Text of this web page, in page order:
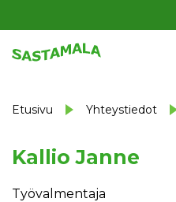
Etusivu Yhteystiedot
Kallio Janne
Työvalmentaja